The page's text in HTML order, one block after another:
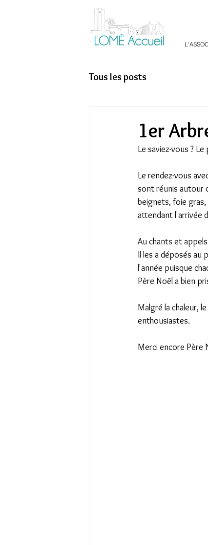
Tous les posts
1er
Le saviez-vous ?
Le rendez-vous
sont réunis autour
beignets, foie
attendant l'arrivée
Au chants et
Il les a déposés au
l'année puisque
Père Noël a bien
Malgré la chaleur,
enthousiastes.
Merci encore Père